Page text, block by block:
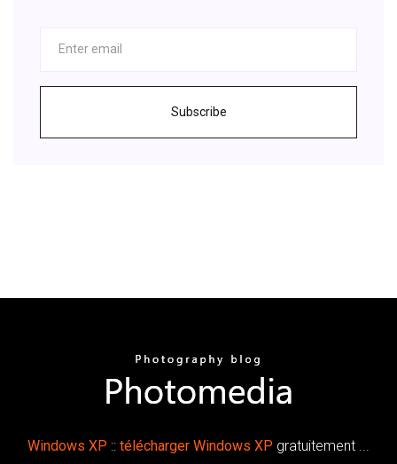
Subscribe
Windows XP :: télécharger Windows XP gratuitement ...